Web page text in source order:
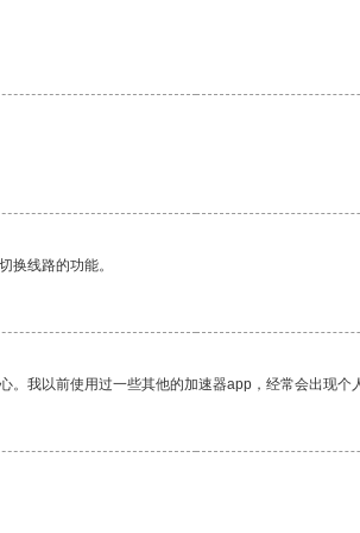
换线路的功能。
我以前使用过一些其他的加速器app，经常会出现个